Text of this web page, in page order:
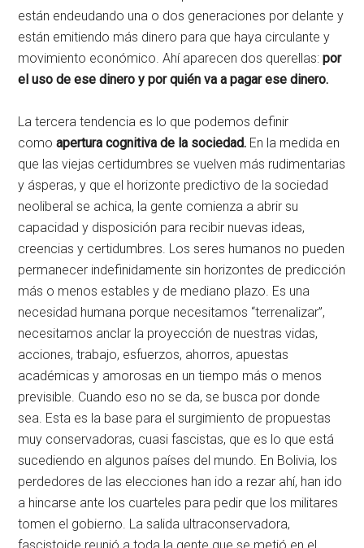
están endeudando una o dos generaciones por delante y
están emitiendo más dinero para que haya circulante y
movimiento económico. Ahí aparecen dos querellas:por
el uso de ese dinero y por quién va a pagar ese dinero.
La tercera tendencia es lo que podemos definir
comoapertura cognitiva de la sociedad. En la medida en
que las viejas certidumbres se vuelven más rudimentarias
y ásperas, y que el horizonte predictivo de la sociedad
neoliberal se achica, la gente comienza a abrir su
capacidad y disposición para recibir nuevas ideas,
creencias y certidumbres. Los seres humanos no pueden
permanecer indefinidamente sin horizontes de predicción
más o menos estables y de mediano plazo. Es una
necesidad humana porque necesitamos “terrenalizar”,
necesitamos anclar la proyección de nuestras vidas,
acciones, trabajo, esfuerzos, ahorros, apuestas
académicas y amorosas en un tiempo más o menos
previsible. Cuando eso no se da, se busca por donde
sea. Esta es la base para el surgimiento de propuestas
muy conservadoras, cuasi fascistas, que es lo que está
sucediendo en algunos países del mundo. En Bolivia, los
perdedores de las elecciones han ido a rezar ahí, han ido
a hincarse ante los cuarteles para pedir que los militares
tomen el gobierno. La salida ultraconservadora,